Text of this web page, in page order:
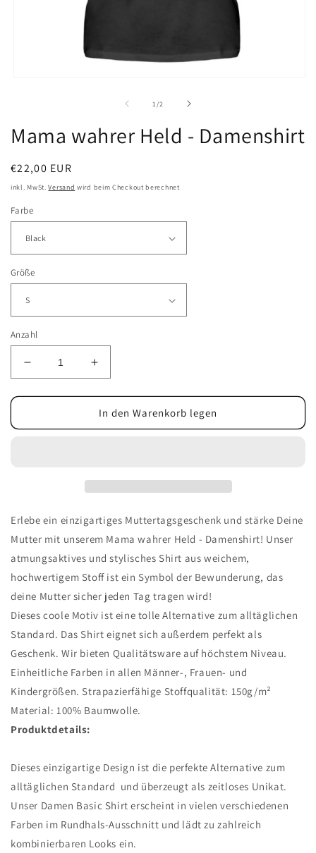
1/von
2
Mama wahrer Held - Damenshirt
Normaler
Preis
€22,00 EUR
inkl. MwSt.Versand wird beim Checkout berechnet
Farbe
Größe
Anzahl
Verringere
die
Menge
Mama
Erhöhe
die
Menge
für
Mama
In den Warenkorb legen
Erlebe ein einzigartiges Muttertagsgeschenk und stärke Deine
Mutter mit unserem Mama wahrer Held - Damenshirt! Unser
atmungsaktives und stylisches Shirt aus weichem,
hochwertigem Stoff ist ein Symbol der Bewunderung, das
deine Mutter sicher jeden Tag tragen wird!
Dieses coole Motiv ist eine tolle Alternative zum alltäglichen
Standard. Das Shirt eignet sich außerdem perfekt als
Geschenk. Wir bieten Qualitätsware auf höchstem Niveau.
Einheitliche Farben in allen Männer-, Frauen- und
Kindergrößen. Strapazierfähige Stoffqualität: 150g/m²
Material: 100% Baumwolle.
Produktdetails:
Dieses einzigartige Design ist die perfekte Alternative zum
alltäglichen Standard und überzeugt als zeitloses Unikat.
Unser Damen Basic Shirterscheint in vielen verschiedenen
Farben im Rundhals-Ausschnitt und lädt zu zahlreich
kombinierbaren Looks ein.